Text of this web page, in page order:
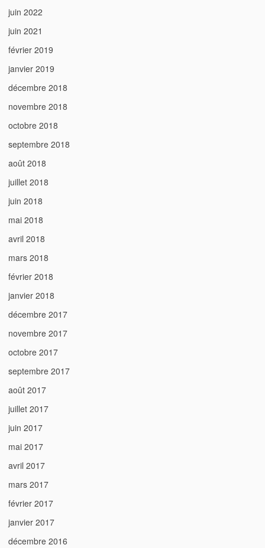
juin 2022
juin 2021
février 2019
janvier 2019
décembre 2018
novembre 2018
octobre 2018
septembre 2018
août 2018
juillet 2018
juin 2018
mai 2018
avril 2018
mars 2018
février 2018
janvier 2018
décembre 2017
novembre 2017
octobre 2017
septembre 2017
août 2017
juillet 2017
juin 2017
mai 2017
avril 2017
mars 2017
février 2017
janvier 2017
décembre 2016